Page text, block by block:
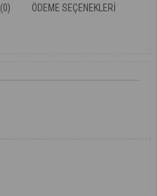
(0) ÖDEME SEÇENEKLERI